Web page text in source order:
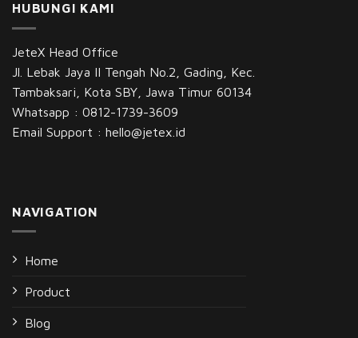
HUBUNGI KAMI
JeteX Head Office
Jl. Lebak Jaya II Tengah No.2, Gading, Kec.
Tambaksari, Kota SBY, Jawa Timur 60134
Whatsapp : 0812-1739-3609
Email Support : hello@jetex.id
NAVIGATION
Home
Product
Blog